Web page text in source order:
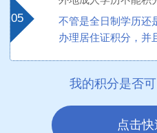
05
不管是全日制学历还
办理居住证积分，并
我的积分是否
点击